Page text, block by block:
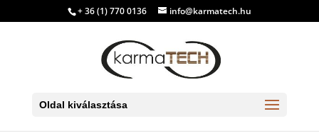
+ 36 (1) 770 0136 info@karmatech.hu
Oldal kiválasztása